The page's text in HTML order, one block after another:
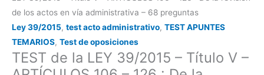
de los actos en vía administrativa – 68 preguntas
Ley 39/2015, test acto administrativo, TEST APUNTES
TEMARIOS, Test de oposiciones
TEST de la LEY 39/2015 – Título V –
LEY
39/2015
-
Título
V